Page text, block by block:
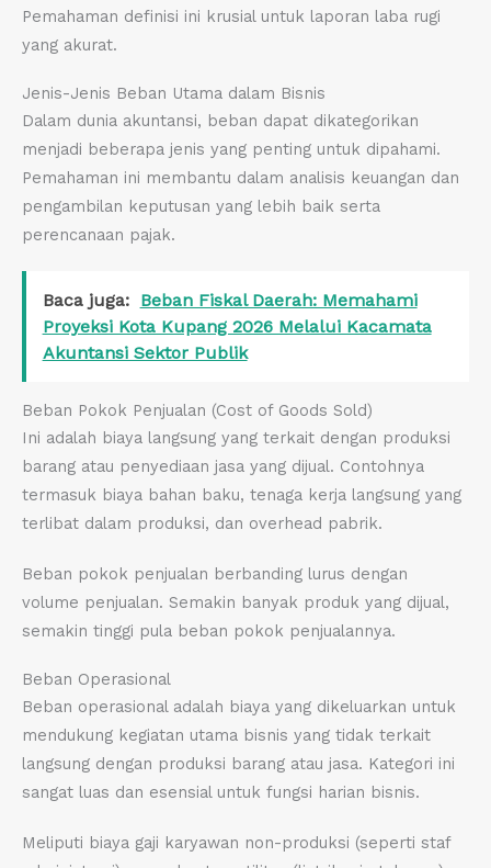
Pemahaman definisi ini krusial untuk laporan laba rugi
yang akurat.
Jenis-Jenis Beban Utama dalam Bisnis
Dalam dunia akuntansi, beban dapat dikategorikan
menjadi beberapa jenis yang penting untuk dipahami.
Pemahaman ini membantu dalam analisis keuangan dan
pengambilan keputusan yang lebih baik serta
perencanaan pajak.
Baca juga:
Beban Fiskal Daerah: Memahami
Proyeksi Kota Kupang 2026 Melalui Kacamata
Akuntansi Sektor Publik
Beban Pokok Penjualan (Cost of Goods Sold)
Ini adalah biaya langsung yang terkait dengan produksi
barang atau penyediaan jasa yang dijual. Contohnya
termasuk biaya bahan baku, tenaga kerja langsung yang
terlibat dalam produksi, dan overhead pabrik.
Beban pokok penjualan berbanding lurus dengan
volume penjualan. Semakin banyak produk yang dijual,
semakin tinggi pula beban pokok penjualannya.
Beban Operasional
Beban operasional adalah biaya yang dikeluarkan untuk
mendukung kegiatan utama bisnis yang tidak terkait
langsung dengan produksi barang atau jasa. Kategori ini
sangat luas dan esensial untuk fungsi harian bisnis.
Meliputi biaya gaji karyawan non-produksi (seperti staf